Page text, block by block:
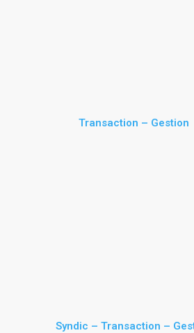
Transaction – Gestion
Syndic – Transaction –